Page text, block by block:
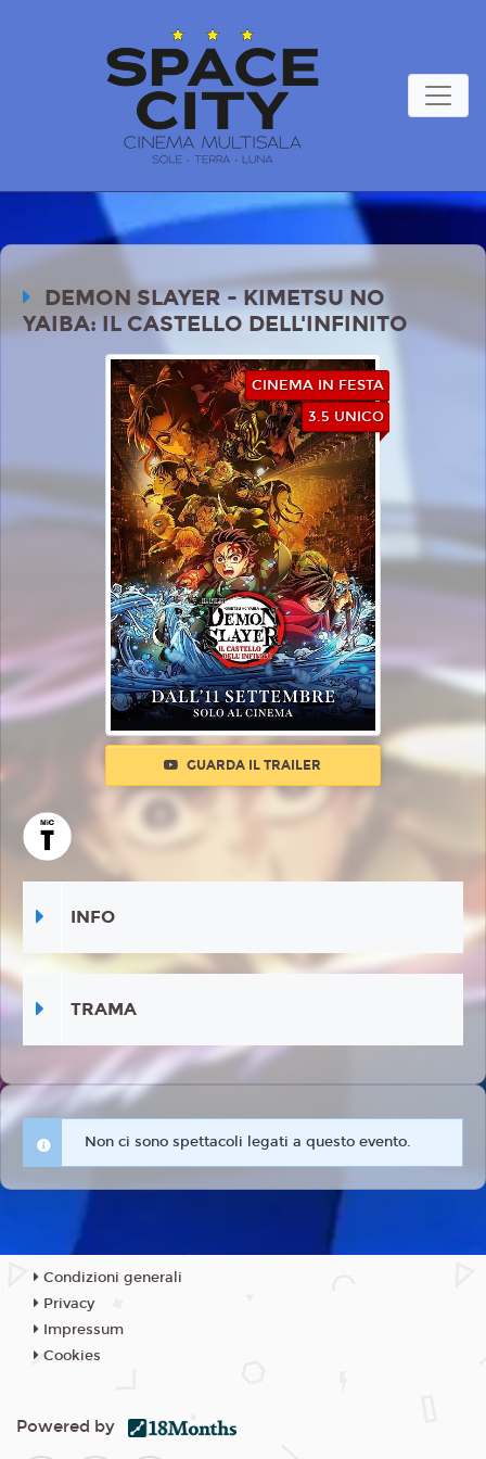
DEMON SLAYER - KIMETSU NO
YAIBA: IL CASTELLO DELL'INFINITO
CINEMA IN FESTA
3.5 UNICO
GUARDA IL TRAILER
INFO
TRAMA
Non ci sono spettacoli legati a questo evento.
Condizioni generali
Privacy
Impressum
Cookies
Powered by